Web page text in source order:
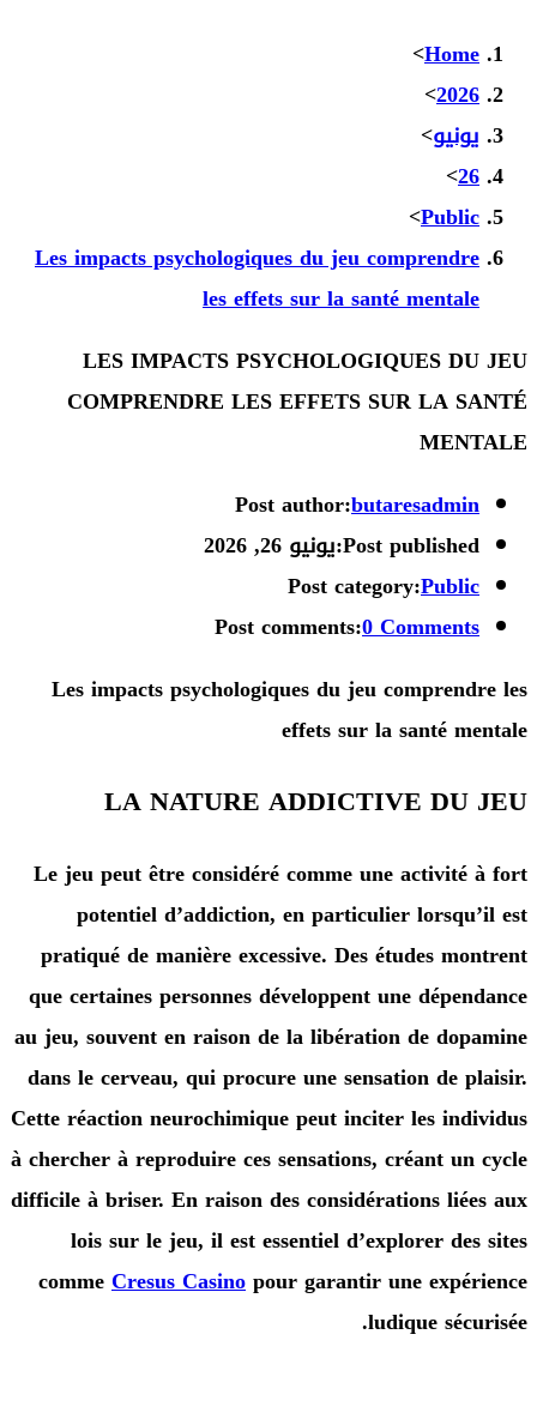
>
>
>
>
Les impacts psychologiques du jeu
les effets sur la santé
LES IMPACTS PSYCHOLOGIQUES
COMPRENDRE LES EFFETS SUR LA
Post author:
Postيونيو 26, 2026
Post category:
Post comments:0
Les impacts psychologiques du jeu
effets sur la santé
LA NATURE ADDICTIVE
Le jeu peut être considéré comme une
potentiel d’addiction, en particulier
pratiqué de manière excessive. Des études
que certaines personnes développent une
au jeu, souvent en raison de la libération de
dans le cerveau, qui procure une sensation
Cette réaction neurochimique peut inciter les
à chercher à reproduire ces sensations, créant
difficile à briser. En raison des considérations
lois sur le jeu, il est essentiel d’explorer
commeCresus Casinopour garantir une
ludique